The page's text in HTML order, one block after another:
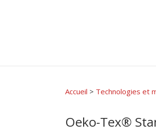
Accueil > Technologies et
Oeko-Tex®